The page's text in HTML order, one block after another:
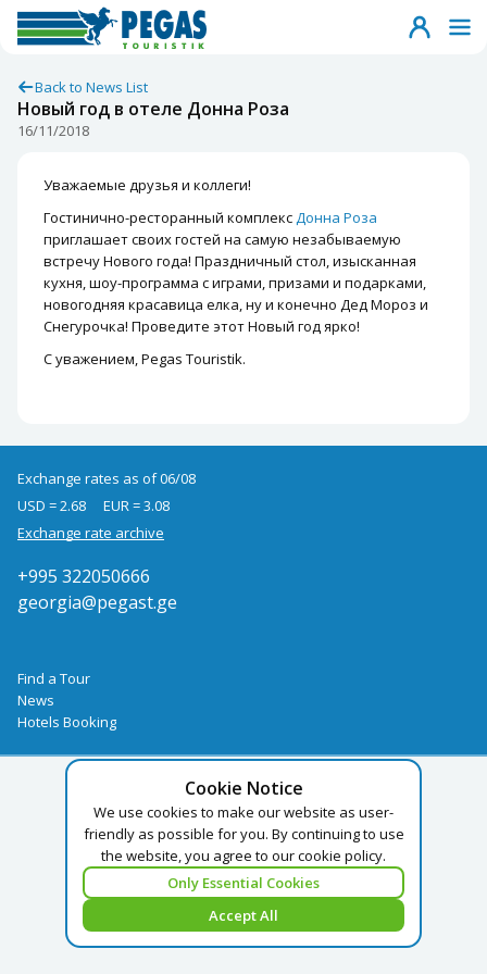
Back to News List
Новый год в отеле Донна Роза
16/11/2018
Уважаемые друзья и коллеги!
Гостинично-ресторанный комплексДонна Роза
приглашает своих гостей на самую незабываемую
встречу Нового года! Праздничный стол, изысканная
кухня, шоу-программа с играми, призами и подарками,
новогодняя красавица елка, ну и конечно Дед Мороз и
Снегурочка! Проведите этот Новый год ярко!
С уважением, Pegas Touristik.
Cookie Notice
We use cookies to make our website as user-
friendly as possible for you. By continuing to use
the website, you agree to our cookie policy.
Only Essential Cookies
Accept All
Exchange rates as of 06/08
USD = 2.68
EUR = 3.08
Exchange rate archive
+995 322050666
georgia@pegast.ge
Find a Tour
News
Hotels Booking